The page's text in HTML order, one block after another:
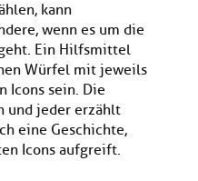
kann
wenn es um die
Ein Hilfsmittel
Würfel mit jeweils
Icons sein. Die
und jeder erzählt
eine Geschichte,
Icons aufgreift.